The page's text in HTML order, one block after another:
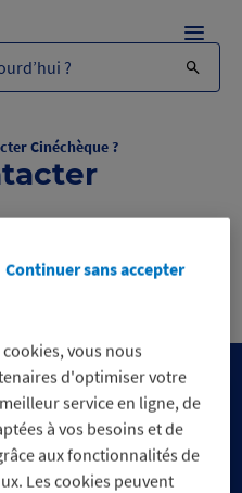
?
Menu
Cinéchèque ?
?
vous nous
d'optimiser votre
service en ligne, de
à vos besoins et de
aux fonctionnalités de
Les cookies peuvent
Continuer sans accepter